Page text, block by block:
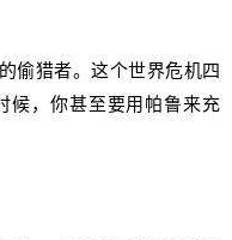
猎者。这个世界危机四
候，你甚至要用帕鲁来充